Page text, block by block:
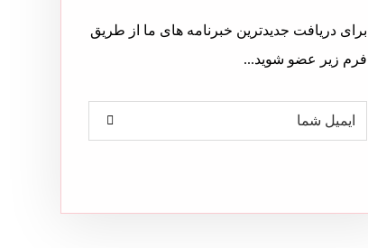
برای دریافت جدیدترین خبرنامه های ما از طریق
فرم زیر عضو شوید...